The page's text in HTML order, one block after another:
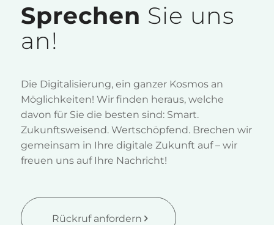
Sprechen Sie uns
an!
Die Digitalisierung, ein ganzer Kosmos an
Möglichkeiten! Wir finden heraus, welche
davon für Sie die besten sind: Smart.
Zukunftsweisend. Wertschöpfend. Brechen wir
gemeinsam in Ihre digitale Zukunft auf – wir
freuen uns auf Ihre Nachricht!
Rückruf anfordern